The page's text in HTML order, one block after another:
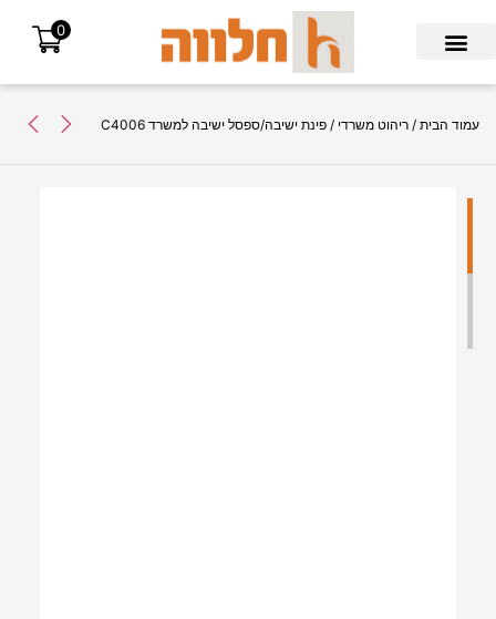
0
עמוד הבית / ריהוט משרדי / פינת ישיבה/ספסל ישיבה למשרד C4006